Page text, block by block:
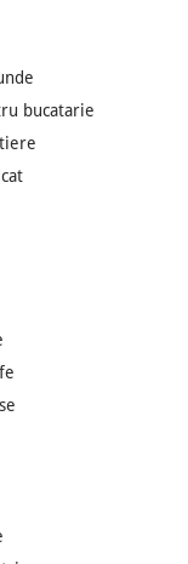
bucatarie